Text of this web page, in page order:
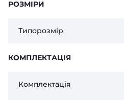
РОЗМІРИ
Типорозмір
КОМПЛЕКТАЦІЯ
Комплектація